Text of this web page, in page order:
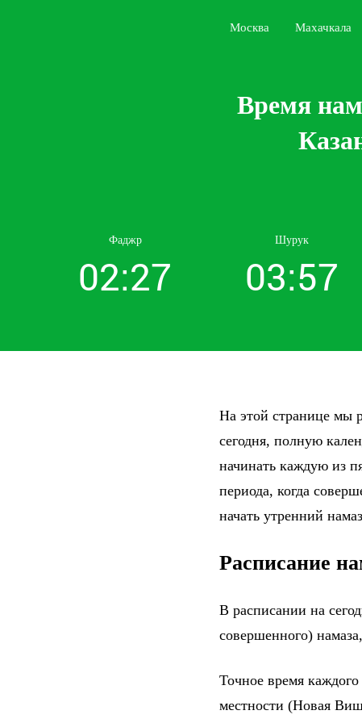
Москва Махачкала
Время
Фаджр
02:27
Шурук
03:57
На этой странице мы
сегодня, полную
начинать каждую из
периода, когда
начать утренний
Расписание
В расписании на
совершенного)
Точное время
местности (Новая